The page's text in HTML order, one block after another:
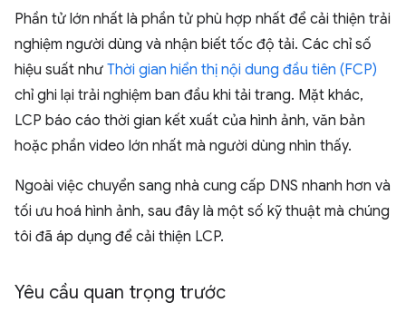
Phần tử lớn nhất là phần tử phù hợp nhất để cải thiện trải
nghiệm người dùng và nhận biết tốc độ tải. Các chỉ số
hiệu suất như Thời gian hiển thị nội dung đầu tiên (FCP)
chỉ ghi lại trải nghiệm ban đầu khi tải trang. Mặt khác,
LCP báo cáo thời gian kết xuất của hình ảnh, văn bản
hoặc phần video lớn nhất mà người dùng nhìn thấy.
Ngoài việc chuyển sang nhà cung cấp DNS nhanh hơn và
tối ưu hoá hình ảnh, sau đây là một số kỹ thuật mà chúng
tôi đã áp dụng để cải thiện LCP.
Yêu cầu quan trọng trước